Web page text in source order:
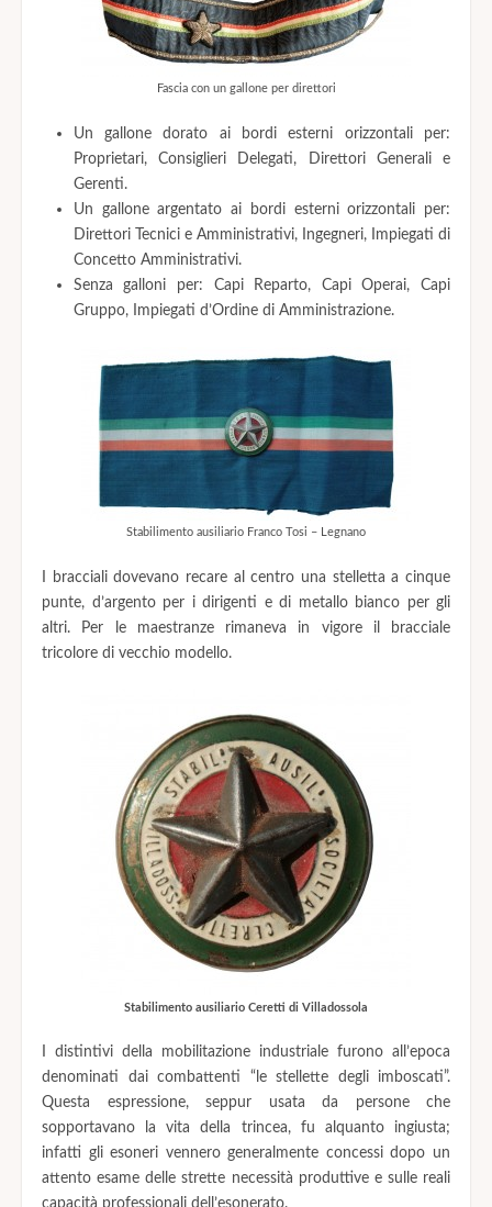
Fascia con un gallone per direttori
Un gallone dorato ai bordi esterni orizzontali per:
Proprietari, Consiglieri Delegati, Direttori Generali e
Gerenti.
Un gallone argentato ai bordi esterni orizzontali per:
Direttori Tecnici e Amministrativi, Ingegneri, Impiegati di
Concetto Amministrativi.
Senza galloni per: Capi Reparto, Capi Operai, Capi
Gruppo, Impiegati d’Ordine di Amministrazione.
Stabilimento ausiliario Franco Tosi – Legnano
I bracciali dovevano recare al centro una stelletta a cinque
punte, d’argento per i dirigenti e di metallo bianco per gli
altri. Per le maestranze rimaneva in vigore il bracciale
tricolore di vecchio modello.
Stabilimento ausiliario Ceretti di Villadossola
I distintivi della mobilitazione industriale furono all’epoca
denominati dai combattenti “le stellette degli imboscati”.
Questa espressione, seppur usata da persone che
sopportavano la vita della trincea, fu alquanto ingiusta;
infatti gli esoneri vennero generalmente concessi dopo un
attento esame delle strette necessità produttive e sulle reali
capacità professionali dell’esonerato.